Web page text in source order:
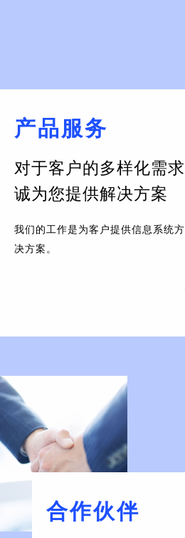
产品服务
对于客户的多样化需求
诚为您提供解决方案
我们的工作是为客户提供信息系统
决方案。
合作伙伴